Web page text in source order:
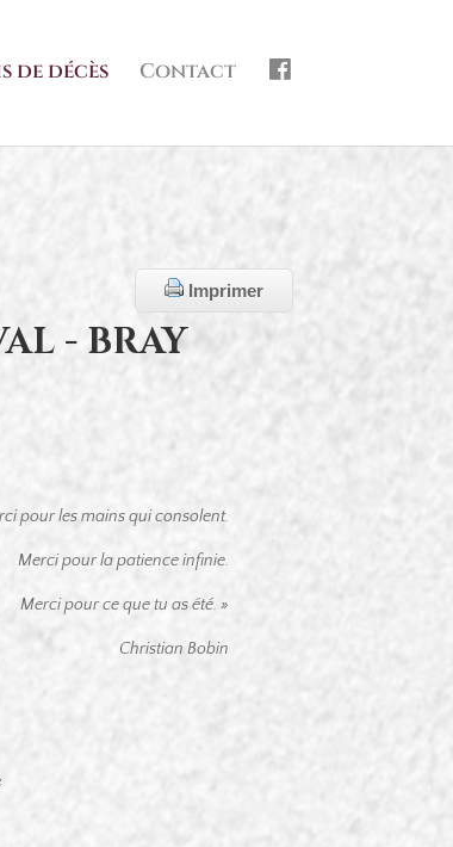
de décès Contact
Imprimer
- BRAY
pour les mains qui consolent.
Merci pour la patience infinie.
Merci pour ce que tu as été. »
Christian Bobin